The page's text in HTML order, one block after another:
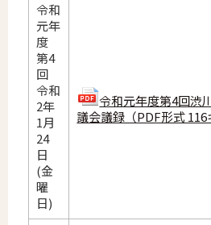
令和
元年
度
第4
回
令和
2年
1月
24
日
(金
曜
日)
令和元年度第4回渋
議会議録（PDF形式 116